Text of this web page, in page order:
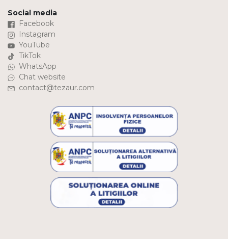
Social media
Facebook
Instagram
YouTube
TikTok
WhatsApp
Chat website
contact@tezaur.com